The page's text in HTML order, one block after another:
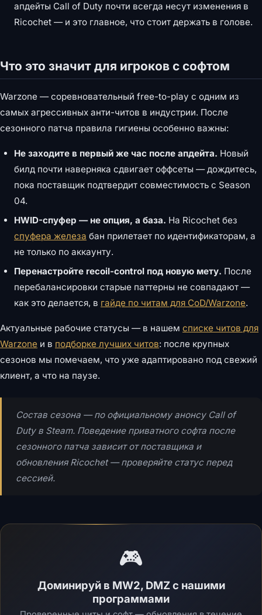
апдейты Call of Duty почти всегда несут изменения в
Ricochet — и это главное, что стоит держать в голове.
Что это значит для игроков с софтом
Warzone — соревновательный free-to-play с одним из
самых агрессивных анти-читов в индустрии. После
сезонного патча правила гигиены особенно важны:
Не заходите в первый же час после апдейта. Новый
билд почти наверняка сдвигает оффсеты — дождитесь,
пока поставщик подтвердит совместимость с Season
04.
HWID-спуфер — не опция, а база. На Ricochet без
спуфера железа бан прилетает по идентификаторам, а
не только по аккаунту.
Перенастройте recoil-control под новую мету. После
перебалансировки старые паттерны не совпадают —
как это делается, в гайде по читам для CoD/Warzone.
Актуальные рабочие статусы — в нашем списке читов для
Warzone и в подборке лучших читов: после крупных
сезонов мы помечаем, что уже адаптировано под свежий
клиент, а что на паузе.
Состав сезона — по официальному анонсу Call of
Duty в Steam. Поведение приватного софта после
сезонного патча зависит от поставщика и
обновления Ricochet — проверяйте статус перед
сессией.
🎮
Доминируй в MW2, DMZ с нашими
программами